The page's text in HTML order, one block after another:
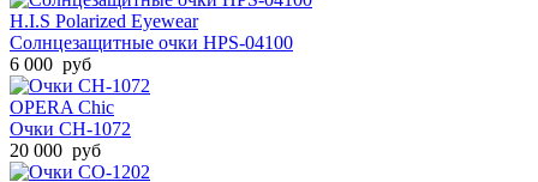
H.I.S Polarized Eyewear
Солнцезащитные очки HPS-04100
6 000 руб
OPERA Chic
Очки CH-1072
20 000 руб